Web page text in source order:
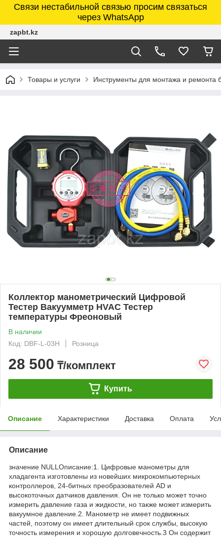
Связи нестабильной связью просим связаться
через WhatsApp
zapbt.kz
Товары и услуги Инструменты для монтажа и ремонта
Коллектор манометрический Цифровой
Тестер Вакуумметр HVAC Тестер
температуры Фреоновый
В наличии
Код: DBF-L-03H
Розница
28 500 ₸/комплект
Купить
Описание Характеристики Доставка Оплата
Описание
значение NULLОписание:1. Цифровые манометры для
хладагента изготовлены из новейших микрокомпьютерных
контроллеров, 24-битных преобразователей AD и
высокоточных датчиков давления. Он не только может точно
измерить давление газа и жидкости, но также может измерить
вакуумное давление.2. Манометр не имеет подвижных
частей, поэтому он имеет длительный срок службы, высокую
точность измерения и хорошую долговечность.3 Он содержит